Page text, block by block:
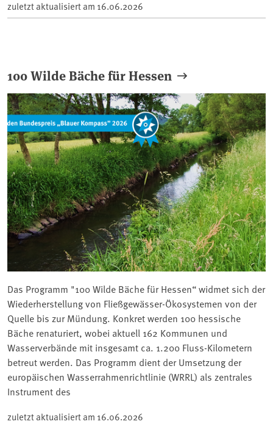
zuletzt aktualisiert am 16.06.2026
100 Wilde Bäche für Hessen
Das Programm "100 Wilde Bäche für Hessen“ widmet sich der
Wiederherstellung von Fließgewässer-Ökosystemen von der
Quelle bis zur Mündung. Konkret werden 100 hessische
Bäche renaturiert, wobei aktuell 162 Kommunen und
Wasserverbände mit insgesamt ca. 1.200 Fluss-Kilometern
betreut werden. Das Programm dient der Umsetzung der
europäischen Wasserrahmenrichtlinie (WRRL) als zentrales
Instrument des
zuletzt aktualisiert am 16.06.2026